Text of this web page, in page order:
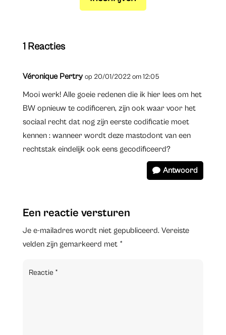
1 Reacties
Véronique Pertry op 20/01/2022 om 12:05
Mooi werk! Alle goeie redenen die ik hier lees om het
BW opnieuw te codificeren, zijn ook waar voor het
sociaal recht dat nog zijn eerste codificatie moet
kennen : wanneer wordt deze mastodont van een
rechtstak eindelijk ook eens gecodificeerd?
Antwoord
Een reactie versturen
Je e-mailadres wordt niet gepubliceerd. Vereiste
velden zijn gemarkeerd met *